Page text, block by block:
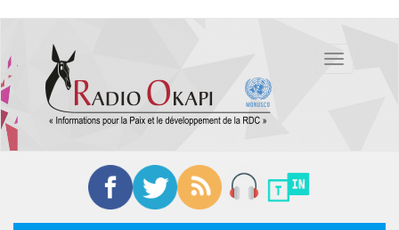
contenu
principal
Toggle